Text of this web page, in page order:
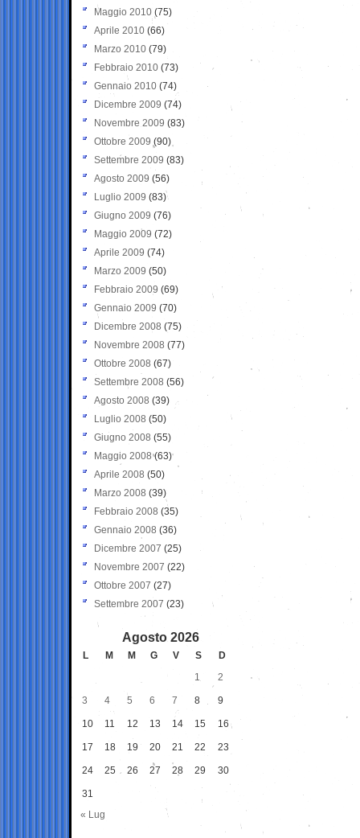
Maggio 2010 (75)
Aprile 2010 (66)
Marzo 2010 (79)
Febbraio 2010 (73)
Gennaio 2010 (74)
Dicembre 2009 (74)
Novembre 2009 (83)
Ottobre 2009 (90)
Settembre 2009 (83)
Agosto 2009 (56)
Luglio 2009 (83)
Giugno 2009 (76)
Maggio 2009 (72)
Aprile 2009 (74)
Marzo 2009 (50)
Febbraio 2009 (69)
Gennaio 2009 (70)
Dicembre 2008 (75)
Novembre 2008 (77)
Ottobre 2008 (67)
Settembre 2008 (56)
Agosto 2008 (39)
Luglio 2008 (50)
Giugno 2008 (55)
Maggio 2008(63)
Aprile 2008 (50)
Marzo 2008 (39)
Febbraio 2008 (35)
Gennaio 2008 (36)
Dicembre 2007 (25)
Novembre 2007 (22)
Ottobre 2007 (27)
Settembre 2007 (23)
Agosto 2026
L M M G V S
D
1
2
3 4 5 6 7 8 9
10 11 12 13 14 15 16
17 18 19 20 21 22 23
24 25 26 27 28 29 30
31
« Lug